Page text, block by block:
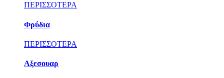
ΠΕΡΙΣΣΟΤΕΡΑ
Φρύδια
ΠΕΡΙΣΣΟΤΕΡΑ
Αξεσουαρ